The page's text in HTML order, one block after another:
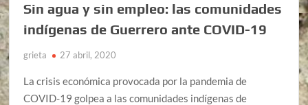
Sin agua y sin empleo: las comunidades
indígenas de Guerrero ante COVID-19
grieta 27 abril, 2020
La crisis económica provocada por la pandemia de
COVID-19 golpea a las comunidades indígenas de